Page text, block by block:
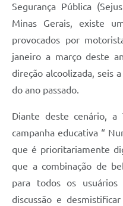
Segurança Pública
Minas Gerais, existe
provocados por
janeiro a março deste
direção alcoolizada, seis
do ano passado.
Diante deste cenário, a
campanha educativa “
que é prioritariamente
que a combinação de
para todos os
discussão e